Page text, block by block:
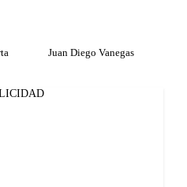
Juan Diego Vanegas